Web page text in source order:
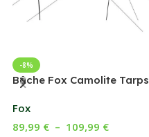
-8%
Bâche Fox Camolite Tarps
Fox
89,99 € – 109,99 €